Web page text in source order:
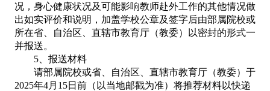
况，身心健康状况及可能影响教师赴外工作的其他情况做
出如实评价和说明，加盖学校公章及签字后由部属院校或
所在省、自治区、直辖市教育厅（教委）以密封的形式一
并报送。
5、 报送材料
请部属院校或省、自治区、直辖市教育厅（教委）于
2025年4月15日前（以当地邮戳为准）将推荐材料以快递